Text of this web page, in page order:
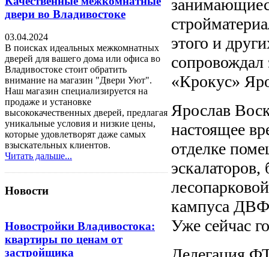
двери во Владивостоке
03.04.2024
В поисках идеальных межкомнатных
дверей для вашего дома или офиса во
Владивостоке стоит обратить
внимание на магазин "Двери Уют".
Наш магазин специализируется на
продаже и установке
высококачественных дверей, предлагая
уникальные условия и низкие цены,
которые удовлетворят даже самых
взыскательных клиентов.
Читать дальше...
Новости
Новостройки Владивостока:
квартиры по ценам от
застройщика
этого и
сопровождал
«Крокус»
Ярослав
настоящее
отделке
эскалаторов,
кампуса
Уже сейчас